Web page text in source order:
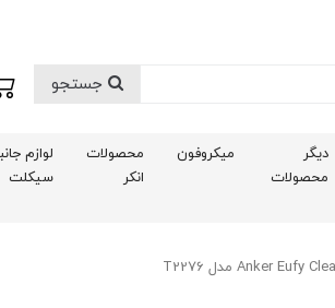
دیگر
محصولات
میکروفون
محصولات
انکر
لوازم
سیکلت